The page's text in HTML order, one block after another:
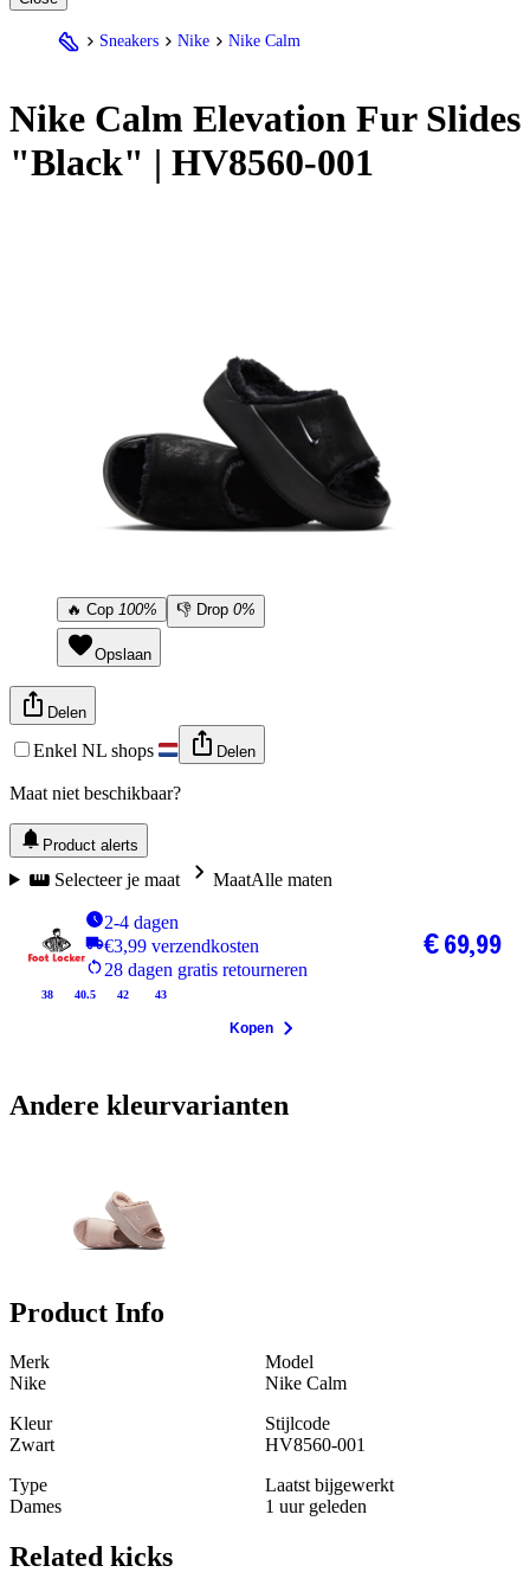
Sneakers Nike Nike Calm
Nike Calm Elevation Fur Slides
"Black" | HV8560-001
🔥 Cop 100% 👎 Drop 0%
Opslaan
Delen
Enkel NL shops Delen
Maat niet beschikbaar?
Product alerts
Selecteer je maat MaatAlle maten
2-4 dagen
€3,99 verzendkosten
28 dagen gratis retourneren
38 40.5 42 43
€ 69,99
Kopen
Andere kleurvarianten
Product Info
Merk
Nike
Model
Nike Calm
Kleur
Zwart
Stijlcode
HV8560-001
Type
Dames
Laatst bijgewerkt
1 uur geleden
Related kicks